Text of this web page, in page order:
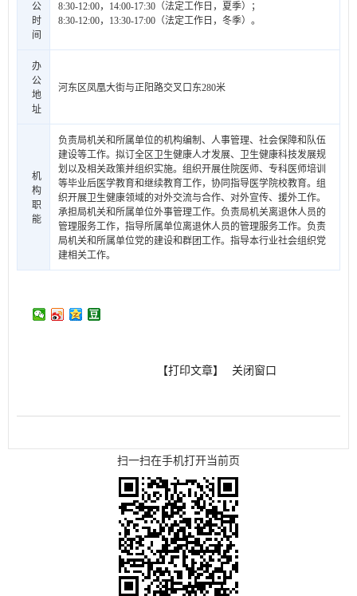
公
时
间
8:30-12:00，14:00-17:30（法定工作日，夏季）；
8:30-12:00，13:30-17:00（法定工作日，冬季）。
办
公
地
址
河东区凤凰大街与正阳路交叉口东280米
机
构
职
能
负责局机关和所属单位的机构编制、人事管理、社会保障和队伍
建设等工作。拟订全区卫生健康人才发展、卫生健康科技发展规
划以及相关政策并组织实施。组织开展住院医师、专科医师培训
等毕业后医学教育和继续教育工作，协同指导医学院校教育。组
织开展卫生健康领域的对外交流与合作、对外宣传、援外工作。
承担局机关和所属单位外事管理工作。负责局机关离退休人员的
管理服务工作，指导所属单位离退休人员的管理服务工作。负责
局机关和所属单位党的建设和群团工作。指导本行业社会组织党
建相关工作。
【打印文章】 关闭窗口
扫一扫在手机打开当前页